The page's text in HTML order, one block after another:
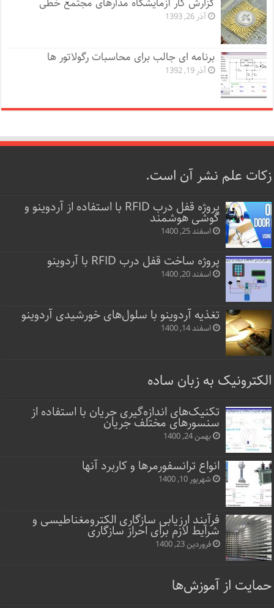
گزارش کار آزمایشگاه مدارهای مجتمع خطی
آذر 26, 1393
برنامه ای جالب برای محاسبات رگولاتور ها
آذر 19, 1392
زکات علم نشر آن است.
پروژه قفل‌ درب RFID با استفاده از آردوینو و
گوشی هوشمند
اسفند 25, 1400
پروژه ساخت قفل‌ درب RFID با آردوینو
اسفند 20, 1400
تغذیه آردوینو با سلول‌های خورشیدی آردوینو
اسفند 14, 1400
الکترونیک به زبان ساده
تکنیک‌های اندازه‌گیری جریان با استفاده از
سنسورهای مختلف جریان
بهمن 24, 1400
انواع ترانسفورمرها و کاربرد آنها
شهریور 10, 1400
فرآیند ارزیابی سازگاری الکترومغناطیسی و
شرایط لازم برای احراز سازگاری
فروردین 23, 1400
حمایت از آموزش‌ها